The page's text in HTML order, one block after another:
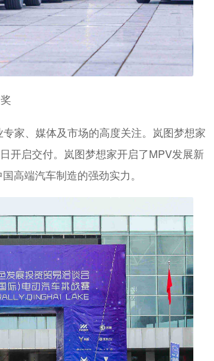
家、媒体及市场的高度关注。岚图梦想家
开启交付。岚图梦想家开启了MPV发展新
高端汽车制造的强劲实力。